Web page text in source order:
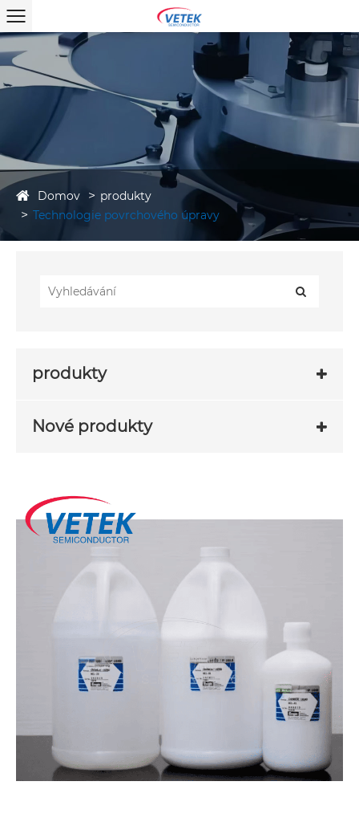
Domov
produkty
Technologie povrchového úpravy
produkty
Nové produkty